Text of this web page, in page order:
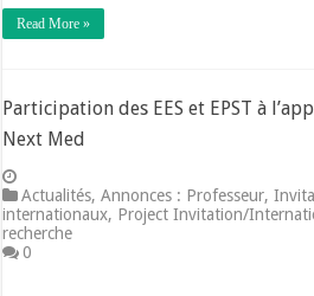
Read More »
Participation des EES et EPST à
Next Med
Actualités,Annonces : Professeur,
internationaux, Project Invitation/
recherche
0